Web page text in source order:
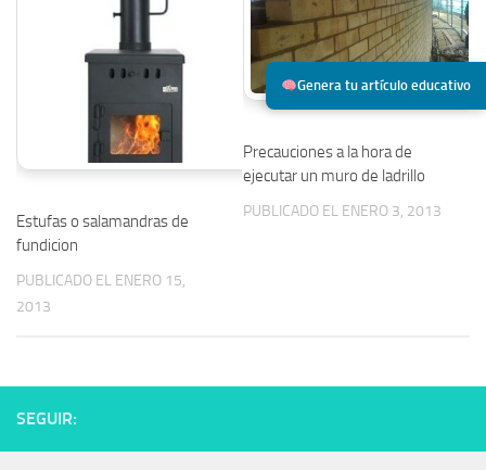
Genera tu artículo educativo
Estufas o salamandras de
fundicion
PUBLICADO EL ENERO 15,
2013
Precauciones a la hora de
ejecutar un muro de ladrillo
PUBLICADO EL ENERO 3, 2013
SEGUIR: